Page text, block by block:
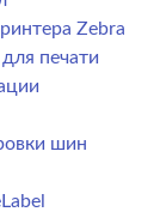
Zebra
печати
шин